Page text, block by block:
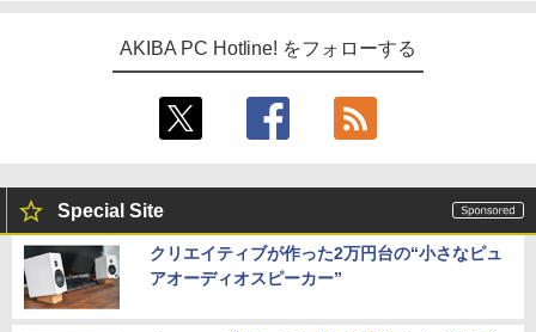
AKIBA PC Hotline! をフォローする
Special Site
クリエイティブが作った2万円台の“小さなピュ
アオーディオスピーカー”